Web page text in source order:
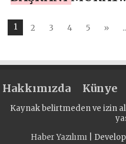
10 OCAK ÇALIŞAN
GÜNÜ MESAJI
1 2 3 4 5 »
Hakkımızda Künye
Kaynak belirtmeden ve izin
Haber Yazılımı|